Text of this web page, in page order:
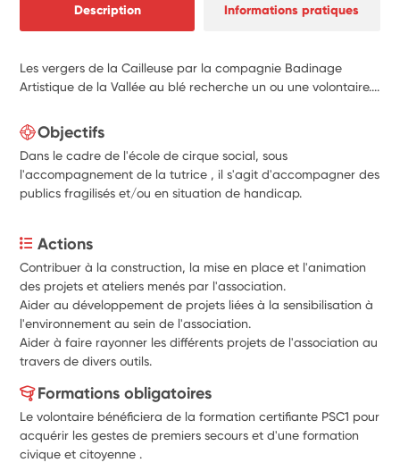
Description Informations pratiques
Les vergers de la Cailleuse par la compagnie Badinage
Artistique de la Vallée au blé recherche un ou une volontaire....
Objectifs
Dans le cadre de l'école de cirque social, sous
l'accompagnement de la tutrice , il s'agit d'accompagner des
publics fragilisés et/ou en situation de handicap.
Actions
Contribuer à la construction, la mise en place et l'animation
des projets et ateliers menés par l'association.
Aider au développement de projets liées à la sensibilisation à
l'environnement au sein de l'association.
Aider à faire rayonner les différents projets de l'association au
travers de divers outils.
Formations obligatoires
Le volontaire bénéficiera de la formation certifiante PSC1 pour
acquérir les gestes de premiers secours et d'une formation
civique et citoyenne .